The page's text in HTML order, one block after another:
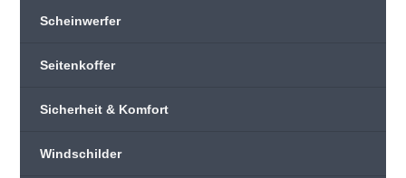
Scheinwerfer
Seitenkoffer
Sicherheit & Komfort
Windschilder